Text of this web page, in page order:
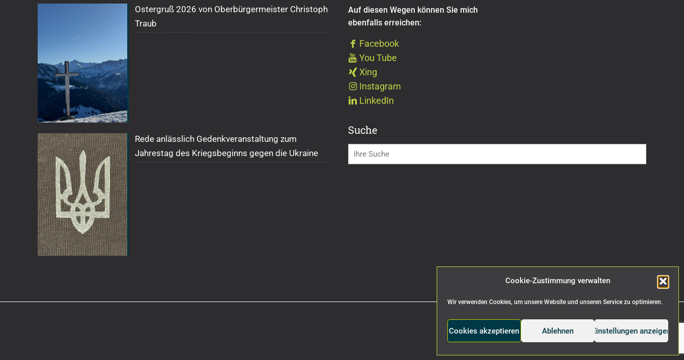
Cookie-Zustimmung verwalten
Wir verwenden Cookies, um unsere Website und unseren Service zu optimieren.
Cookies akzeptieren Ablehnen Einstellungen anzeigen
Ostergruß 2026 von Oberbürgermeister Christoph
Traub
Rede anlässlich Gedenkveranstaltung zum
Jahrestag des Kriegsbeginns gegen die Ukraine
Auf diesen Wegen können Sie mich
ebenfalls erreichen:
Facebook
You Tube
Xing
Instagram
LinkedIn
Suche